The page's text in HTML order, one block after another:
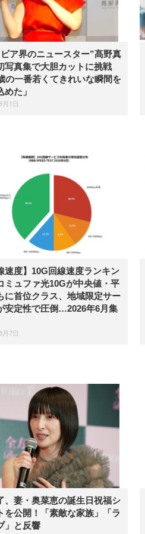
ア界のニュースター”髙野真
写真集で大胆カットに挑戦
の一番若くてきれいな瞬間を
めた」
月1日
速度】10G回線速度ランキン
ミュファ光10Gが中央値・平
に首位クラス、地域限定サー
安定性で圧倒…2026年6月集
月7日
、妻・奥菜恵の誕生日祝福シ
を公開！「素敵な家族」「ラ
」と反響